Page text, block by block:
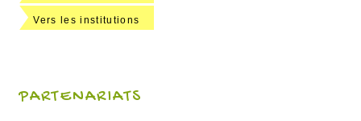
Vers les institutions
PARTENARIATS